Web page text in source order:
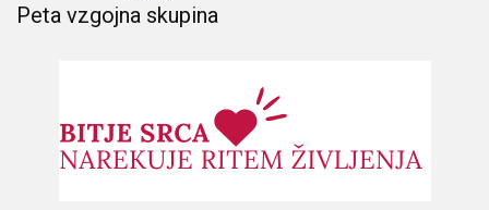
Peta vzgojna skupina